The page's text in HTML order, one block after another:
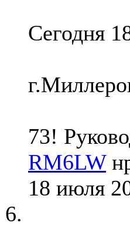
Сегодня
73!
RM6LW
18 июля